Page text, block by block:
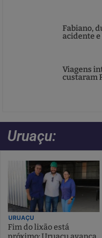
Fabiano,
acidente
Viagens
custaram
Uruaçu:
URUAÇU
Fim do lixão está